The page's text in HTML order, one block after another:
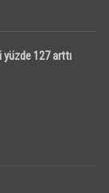
127 arttı